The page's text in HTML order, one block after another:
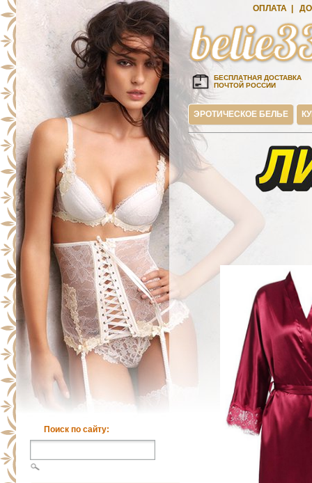
Поиск по сайту:
ОПЛАТА
БЕСПЛАТНАЯ ДОСТАВКА
ПОЧТОЙ РОССИИ
ЭРОТИЧЕСКОЕ БЕЛЬЕ